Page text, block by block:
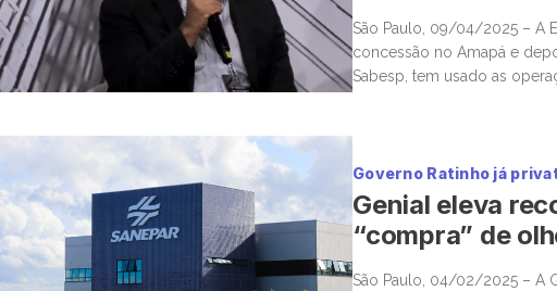
São Paulo, 09/04/2025 – A
concessão no Amapá e
Sabesp, tem usado as
Governo Ratinho já
Genial eleva
“compra” de
São Paulo, 04/02/2025 – A